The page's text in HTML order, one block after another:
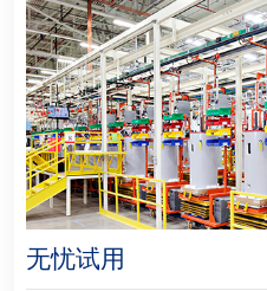
无忧试用